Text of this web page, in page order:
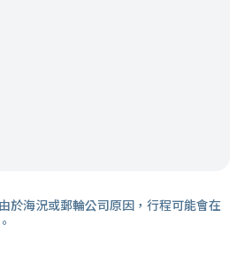
於海況或郵輪公司原因，行程可能會在